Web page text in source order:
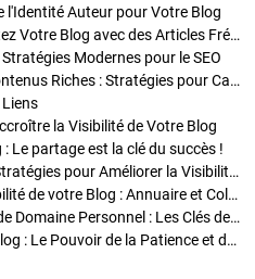
l'Identité Auteur pour Votre Blog
Stratégies de Publication : Boostez Votre Blog avec des Articles Fréquents et Exclusifs
Modernes pour le SEO
Enrichir Vos Articles avec des Contenus Riches : Stratégies pour Captiver et Optimiser
la Visibilité de Votre Blog
Le partage est la clé du succès !
Optimisation SEO des Articles : Stratégies pour Améliorer la Visibilité de Votre Blog
Stratégies pour améliorer la visibilité de votre Blog : Annuaire et Collaborations
Pourquoi Investir dans un Nom de Domaine Personnel : Les Clés de la Réussite de Votre Blog
Comment Faire Émerger Votre Blog : Le Pouvoir de la Patience et de la Persévérance